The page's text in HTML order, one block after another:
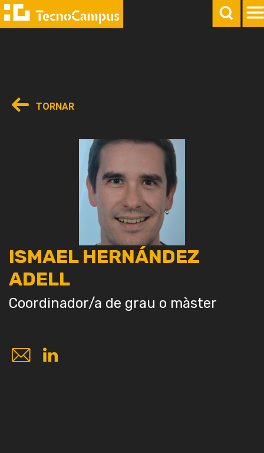
TORNAR
ISMAEL HERNÁNDEZ
ADELL
Coordinador/a de grau o màster